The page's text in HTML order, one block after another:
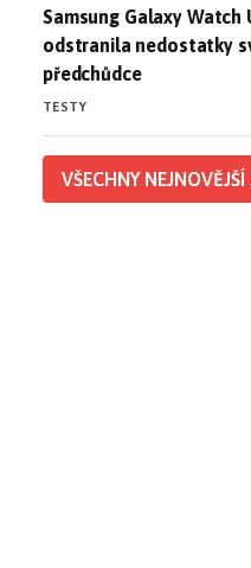
Samsung Galaxy Watch
odstranila nedostatky
předchůdce
TESTY
VŠECHNY